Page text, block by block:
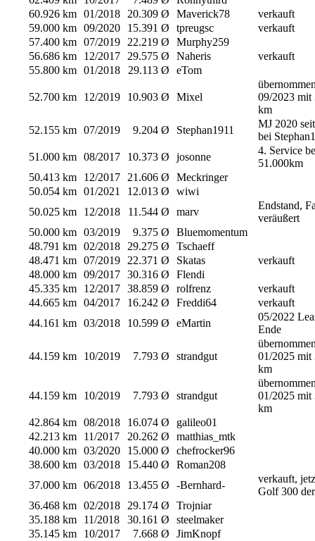
60.926 km 01/2018 20.309 Ø Maverick78
verkauft
59.000 km 09/2020 15.391 Ø tpreugsc
verkauft
57.400 km 07/2019 22.219 Ø
Murphy259
56.686 km
12/2017 29.575 Ø Naheris
verkauft
55.800 km 01/2018 29.113 Ø eTom
52.700 km 12/2019 10.903 Ø Mixel
09/2023 mit
km
52.155 km 07/2019 9.204 Ø Stephan1911
MJ 2020
bei
51.000 km 08/2017 10.373 Ø josonne
4. Service
51.000km
50.413 km
12/2017 21.606 Ø
Meckringer
50.054 km 01/2021 12.013 Ø
wiwi
50.025 km
12/2018 11.544 Ø marv
Endstand,
veräußert
50.000 km 03/2019 9.375 Ø
Bluemomentum
48.791 km 02/2018 29.275 Ø
Tschaeff
48.471 km 07/2019 22.371 Ø Skatas
verkauft
48.000 km 09/2017 30.316 Ø
Flendi
45.335 km
12/2017 38.859 Ø rolfrenz
verkauft
44.665 km 04/2017 16.242 Ø Freddi64
verkauft
44.161 km 03/2018 10.599 Ø eMartin
05/2022
Ende
44.159 km 10/2019 7.793 Ø strandgut
01/2025 mit
km
44.159 km 10/2019 7.793 Ø strandgut
01/2025 mit
km
42.864 km 08/2018 16.074 Ø
galileo01
42.213 km
11/2017 20.262 Ø
matthias_mtk
40.000 km 03/2020 15.000 Ø
chefrocker96
38.600 km 03/2018 15.440 Ø
Roman208
37.000 km 06/2018 13.455 Ø -Bernhard-
verkauft,
Golf 300
36.468 km 02/2018 29.174 Ø
Trojniar
35.188 km
11/2018 30.161 Ø
steelmaker
35.145 km
10/2017 7.668 Ø
JimKnopf